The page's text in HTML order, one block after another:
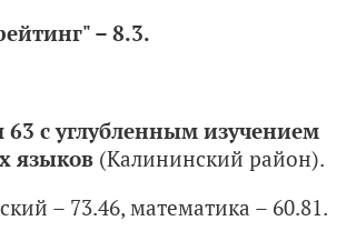
– 8.3.
63 с углубленным изучением
языков (Калининский район).
– 73.46, математика – 60.81.